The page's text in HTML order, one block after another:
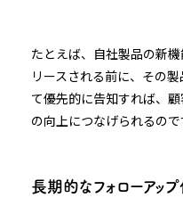
たとえば、自社製品の新
リースされる前に、その
て優先的に告知すれば、
の向上につなげられるので
長期的なフォローアッ